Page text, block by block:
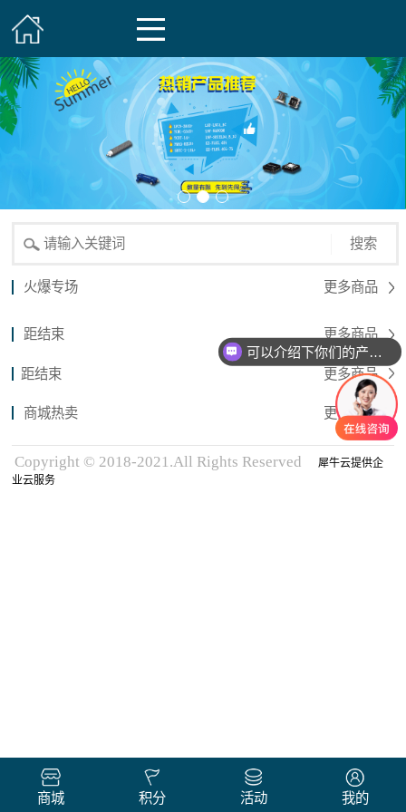
搜索
火爆专场 更多商品
距结束 更多商品
距结束 更多商品
商城热卖 更多商品
Copyright © 2018-2021.All Rights Reserved
犀牛云提供企
业云服务
商城 积分 活动 我的